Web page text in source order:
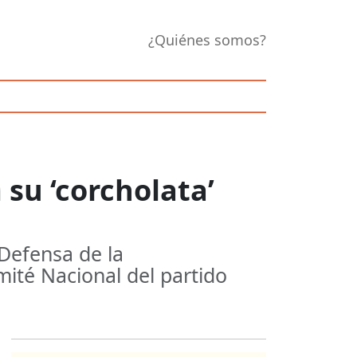
¿Quiénes somos?
‘corcholata’
de la
Nacional del partido